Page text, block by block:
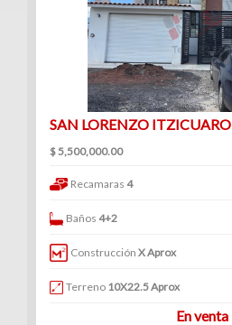
SAN LORENZO ITZICUARO
$ 5,500,000.00
Recamaras 4
Baños4+2
Construcción X Aprox
Terreno 10X22.5 Aprox
En venta